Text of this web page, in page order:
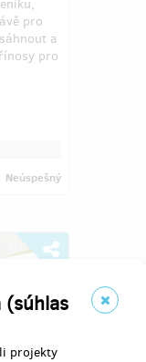
(súhlas
projekty
pro
a
pro
Neúspešný